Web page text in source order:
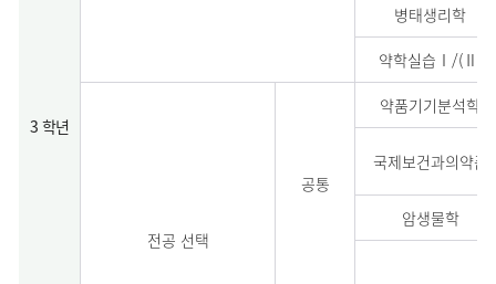
3 학년
병태생리학
약학실습Ⅰ/(Ⅱ)
전공 선택
공통
약품기기분석학
국제보건과의약품
암생물학